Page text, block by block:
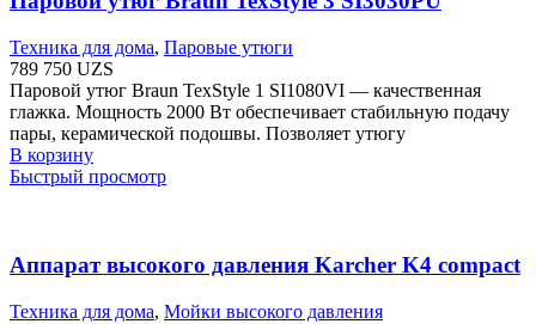
Техника для дома, Паровые утюги
789 750 UZS
Паровой утюг Braun TexStyle 1 SI1080VI — качественная
глажка. Мощность 2000 Вт обеспечивает стабильную подачу
пары, керамической подошвы. Позволяет утюгу
В корзину
Быстрый просмотр
Аппарат высокого давления Karcher K4 compact
Техника для дома, Мойки высокого давления